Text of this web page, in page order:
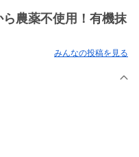
ら農薬不使用！有機抹
みんなの投稿を見る